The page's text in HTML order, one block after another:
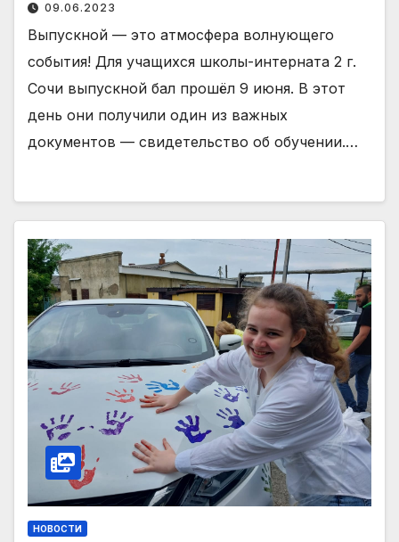
09.06.2023
Выпускной — это атмосфера волнующего
события! Для учащихся школы-интерната 2 г.
Сочи выпускной бал прошёл 9 июня. В этот
день они получили один из важных
документов — свидетельство об обучении.…
НОВОСТИ